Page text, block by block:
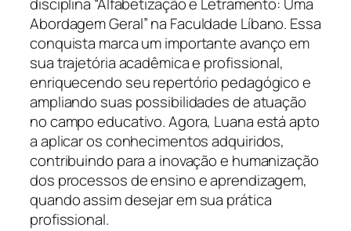
disciplina “Alfabetização e Letramento: Uma
Abordagem Geral” na Faculdade Líbano. Essa
conquista marca um importante avanço em
sua trajetória acadêmica e profissional,
enriquecendo seu repertório pedagógico e
ampliando suas possibilidades de atuação
no campo educativo. Agora, Luana está apto
a aplicar os conhecimentos adquiridos,
contribuindo para a inovação e humanização
dos processos de ensino e aprendizagem,
quando assim desejar em sua prática
profissional.